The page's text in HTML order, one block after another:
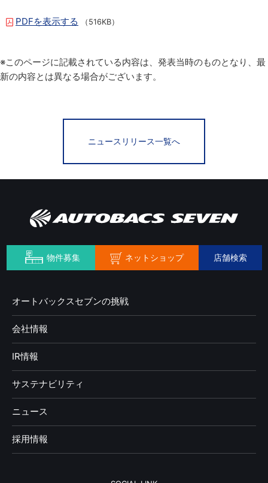
PDFを表示する （516KB）
※このページに記載されている内容は、発表当時のものとなり、最
新の内容とは異なる場合がございます。
ニュースリリース一覧へ
物件募集 ネットショップ 店舗検索
オートバックスセブンの挑戦
会社情報
IR情報
サステナビリティ
ニュース
採用情報